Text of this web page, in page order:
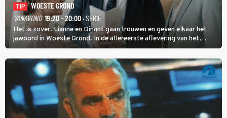
TIP
WOESTE GROND
VANAVOND 19:20 - 20:00· SERIE
Het is zover. Lianne en Dinant gaan trouwen en geven elkaar het
jawoord in Woeste Grond. In de allereerste aflevering van het
eerste seizoen kwam Lianne vanuit de Randstad naar Twente. Daar
is ze inmiddels helemaal op haar plek.